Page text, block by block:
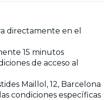
directamente en el
15 minutos
de acceso al
Maillol, 12, Barcelona
condiciones específicas